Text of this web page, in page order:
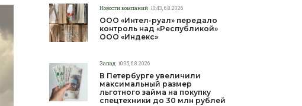
Новости компаний 10:43, 6.8.2026
ООО «Интел-руал» передало
контроль над «Республикой»
ООО «Индекс»
Запад 10:35, 6.8.2026
В Петербурге увеличили
максимальный размер
льготного займа на покупку
спецтехники до 30 млн рублей